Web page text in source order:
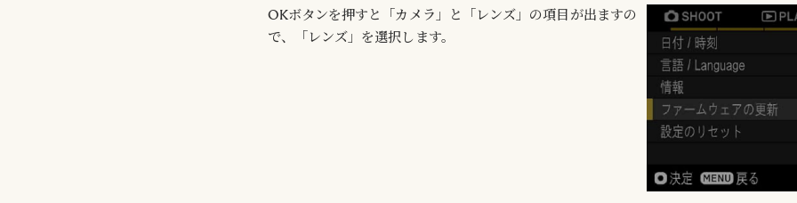
OKボタンを押すと「カメラ」と「レンズ」の項目が出ますの
で、「レンズ」を選択します。